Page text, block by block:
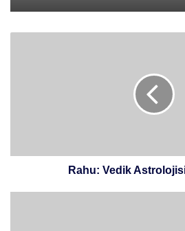
Rahu: Vedik